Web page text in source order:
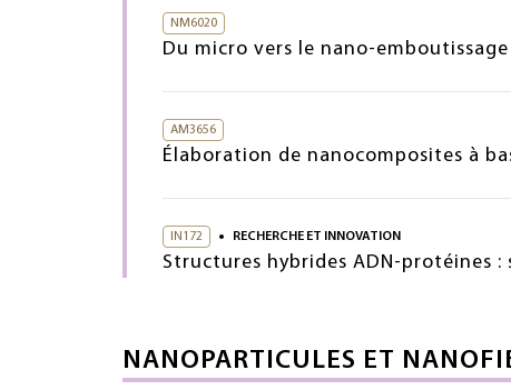
NM6020
Du micro vers le nano-
AM3656
Élaboration de nanocomposites à
IN172 RECHERCHE ET INNOVATION
Structures hybrides ADN-protéines
NANOPARTICULES ET